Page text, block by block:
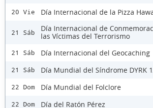
20 Vie Día Internacional de la Pizza
21 Sáb
Día Internacional de
las Víctimas del Terrorismo
21 Sáb Día Internacional del Geocaching
21 Sáb Día Mundial del Síndrome DYRK
22 Dom Día Mundial del Folclore
22 Dom Día del Ratón Pérez